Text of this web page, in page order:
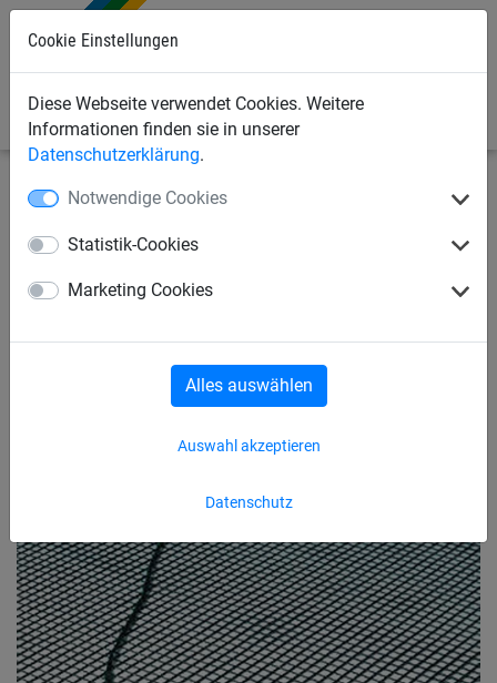
Cookie Einstellungen
Diese Webseite verwendet Cookies. Weitere
Informationen finden sie in unserer
Datenschutzerklärung.
Notwendige Cookies
Statistik-Cookies
Marketing Cookies
Datenschutz
Auswahl akzeptieren
Alles auswählen
Sportnetze Tennisnetze
Tennisschleppnetz komplett